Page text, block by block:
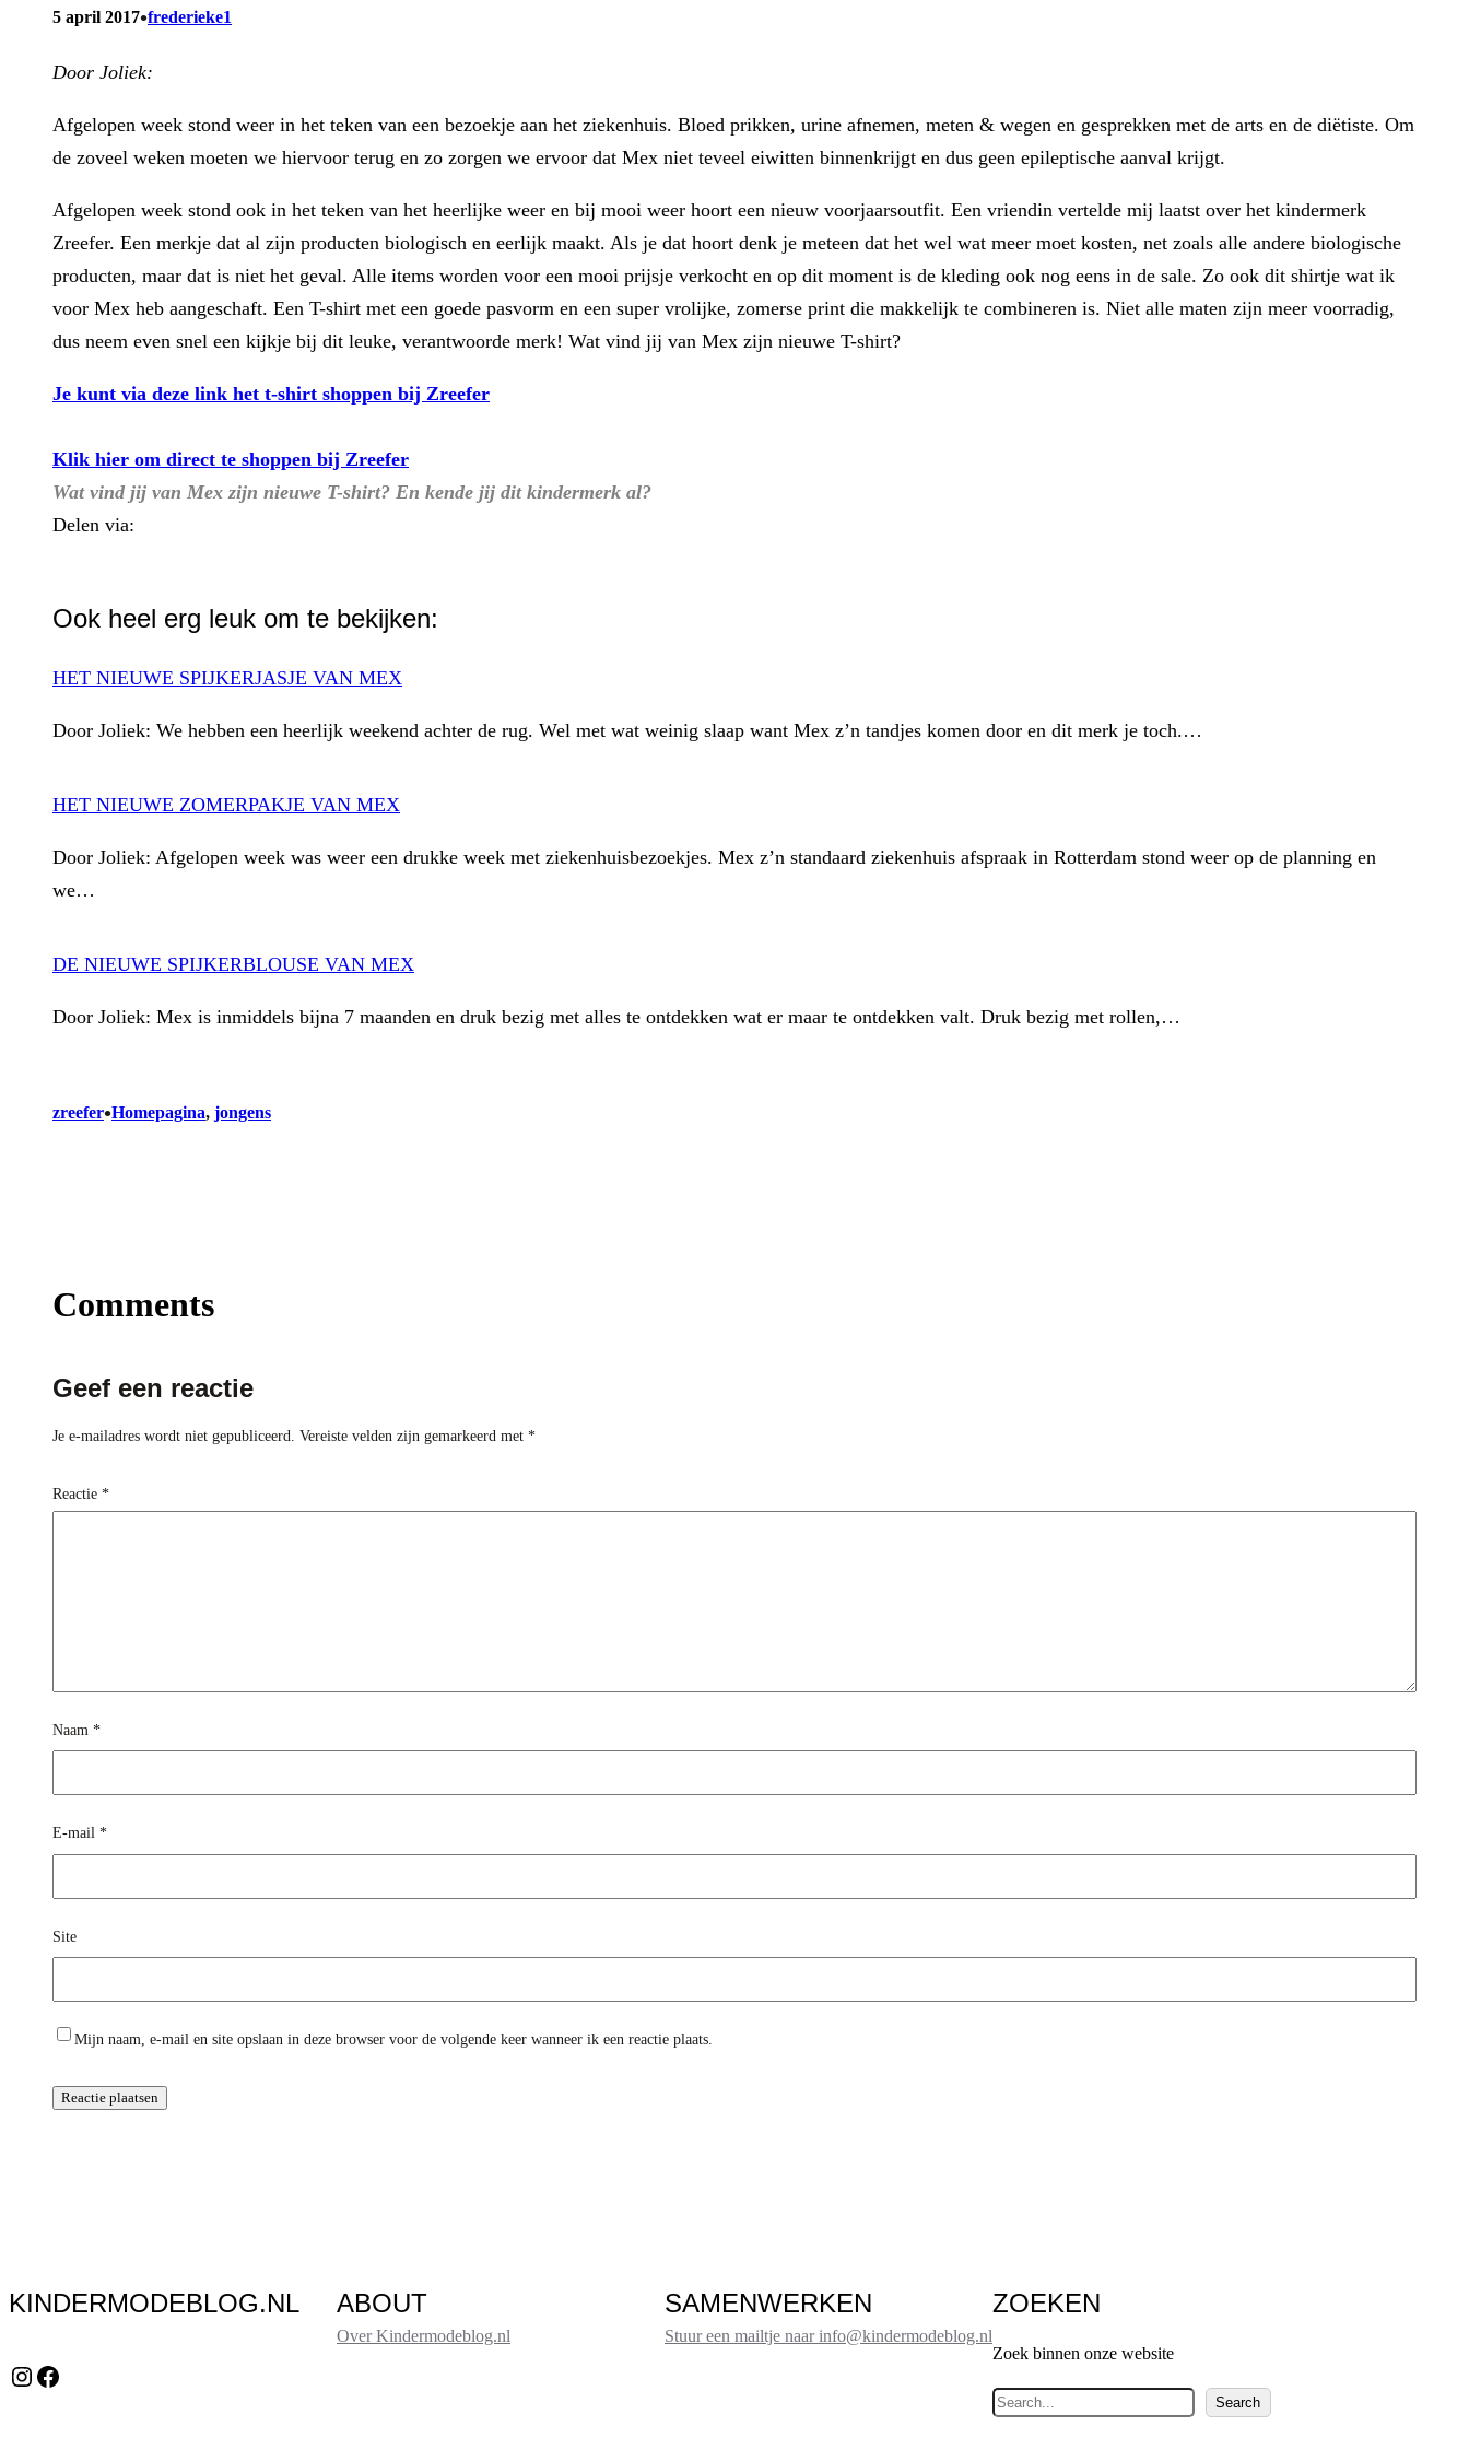
5 april 2017•frederieke1
Door Joliek:
Afgelopen week stond weer in het teken van een bezoekje aan het ziekenhuis. Bloed prikken, urine afnemen, meten & wegen en gesprekken met de arts en de diëtiste. Om
de zoveel weken moeten we hiervoor terug en zo zorgen we ervoor dat Mex niet teveel eiwitten binnenkrijgt en dus geen epileptische aanval krijgt.
Afgelopen week stond ook in het teken van het heerlijke weer en bij mooi weer hoort een nieuw voorjaarsoutfit. Een vriendin vertelde mij laatst over het kindermerk
Zreefer. Een merkje dat al zijn producten biologisch en eerlijk maakt. Als je dat hoort denk je meteen dat het wel wat meer moet kosten, net zoals alle andere biologische
producten, maar dat is niet het geval. Alle items worden voor een mooi prijsje verkocht en op dit moment is de kleding ook nog eens in de sale. Zo ook dit shirtje wat ik
voor Mex heb aangeschaft. Een T-shirt met een goede pasvorm en een super vrolijke, zomerse print die makkelijk te combineren is. Niet alle maten zijn meer voorradig,
dus neem even snel een kijkje bij dit leuke, verantwoorde merk! Wat vind jij van Mex zijn nieuwe T-shirt?
Je kunt via deze link het t-shirt shoppen bij Zreefer
Klik hier om direct te shoppen bij Zreefer
Wat vind jij van Mex zijn nieuwe T-shirt? En kende jij dit kindermerk al?
Delen via:
Ook heel erg leuk om te bekijken:
HET NIEUWE SPIJKERJASJE VAN MEX
Door Joliek: We hebben een heerlijk weekend achter de rug. Wel met wat weinig slaap want Mex z’n tandjes komen door en dit merk je toch.…
HET NIEUWE ZOMERPAKJE VAN MEX
Door Joliek: Afgelopen week was weer een drukke week met ziekenhuisbezoekjes. Mex z’n standaard ziekenhuis afspraak in Rotterdam stond weer op de planning en
we…
DE NIEUWE SPIJKERBLOUSE VAN MEX
Door Joliek: Mex is inmiddels bijna 7 maanden en druk bezig met alles te ontdekken wat er maar te ontdekken valt. Druk bezig met rollen,…
zreefer•Homepagina, jongens
Comments
Geef een reactie
Je e-mailadres wordt niet gepubliceerd. Vereiste velden zijn gemarkeerd met *
Reactie *
Naam *
E-mail *
Site
Mijn naam, e-mail en site opslaan in deze browser voor de volgende keer wanneer ik een reactie plaats.
KINDERMODEBLOG.NL
Instagram Facebook
ABOUT
Over Kindermodeblog.nl
SAMENWERKEN
Stuur een mailtje naar info@kindermodeblog.nl
ZOEKEN
Zoek binnen onze website
Z
Search